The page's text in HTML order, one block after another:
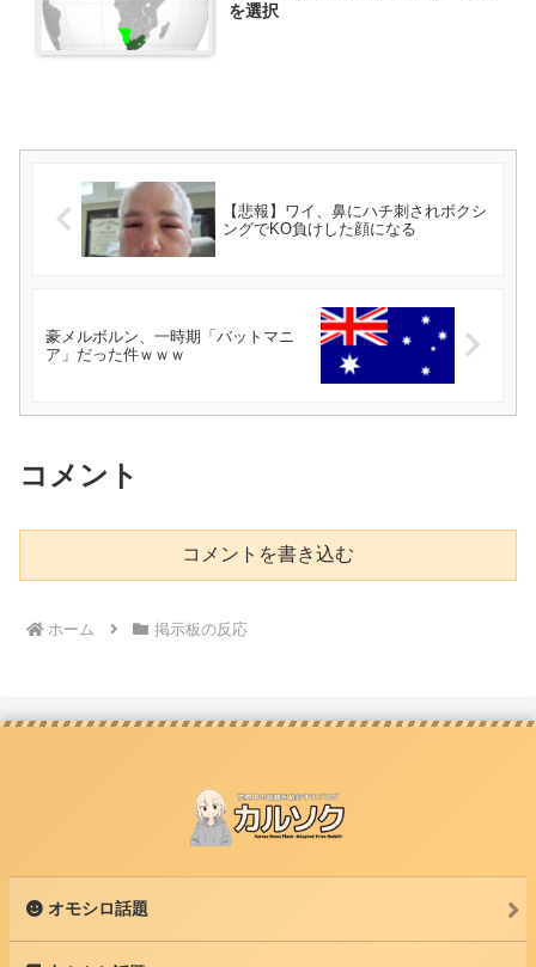
を選択
【悲報】ワイ、鼻にハチ刺されボクシ
ングでKO負けした顔になる
豪メルボルン、一時期「バットマニ
ア」だった件ｗｗｗ
コメント
コメントを書き込む
ホーム 掲示板の反応
オモシロ話題